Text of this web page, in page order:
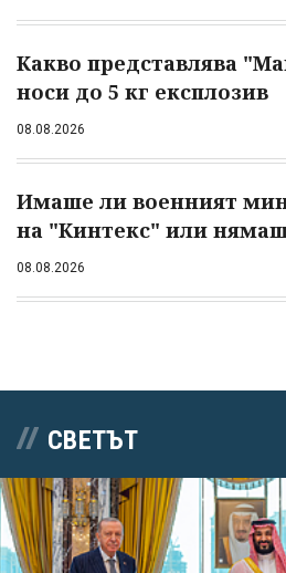
Какво представлява
носи до 5 кг експлозив
08.08.2026
Имаше ли военният
на "Кинтекс" или
08.08.2026
СВЕТЪТ